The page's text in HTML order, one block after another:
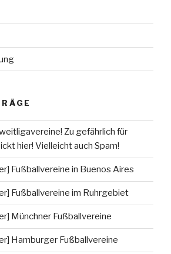
Zu gefährlich für
hier! Vielleicht auch Spam!
Fußballvereine in Buenos Aires
Fußballvereine im Ruhrgebiet
Münchner Fußballvereine
Hamburger Fußballvereine